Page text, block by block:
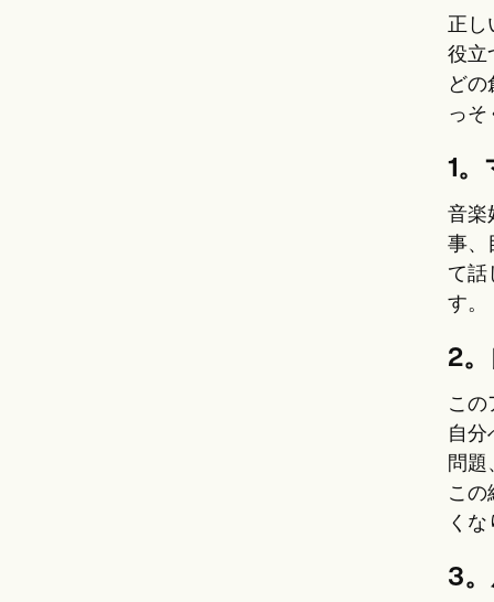
正し
役立
ど
っそ
1
音楽
事、
て話
す。
2
この
自
問題
この
く
3